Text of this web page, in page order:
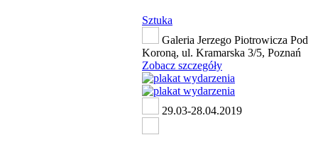
Sztuka
Galeria Jerzego Piotrowicza Pod
Koroną, ul. Kramarska 3/5, Poznań
Zobacz szczegóły
29.03-28.04.2019